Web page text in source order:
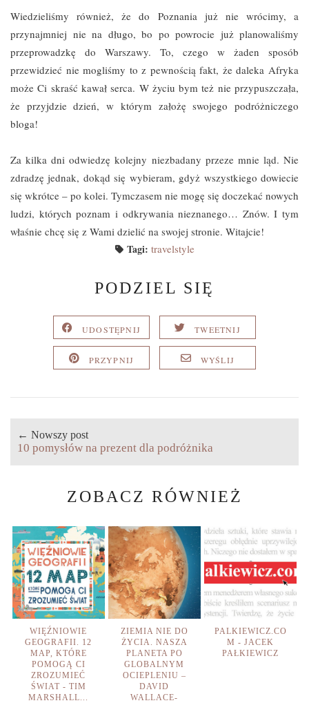
Wiedzieliśmy również, że do Poznania już nie wrócimy, a
przynajmniej nie na długo, bo po powrocie już planowaliśmy
przeprowadzkę do Warszawy. To, czego w żaden sposób
przewidzieć nie mogliśmy to z pewnością fakt, że daleka Afryka
może Ci skraść kawał serca. W życiu bym też nie przypuszczała,
że przyjdzie dzień, w którym założę swojego podróżniczego
bloga!
Za kilka dni odwiedzę kolejny niezbadany przeze mnie ląd. Nie
zdradzę jednak, dokąd się wybieram, gdyż wszystkiego dowiecie
się wkrótce – po kolei. Tymczasem nie mogę się doczekać nowych
ludzi, których poznam i odkrywania nieznanego… Znów. I tym
właśnie chcę się z Wami dzielić na swojej stronie. Witajcie!
Tagi: travelstyle
PODZIEL SIĘ
UDOSTĘPNIJ TWEETNIJ
PRZYPNIJ WYŚLIJ
← Nowszy post
10 pomysłów na prezent dla podróżnika
ZOBACZ RÓWNIEŻ
WIĘŹNIOWIE
GEOGRAFII. 12
MAP, KTÓRE
POMOGĄ CI
ZROZUMIEĆ
ŚWIAT - TIM
MARSHALL...
ZIEMIA NIE DO
ŻYCIA. NASZA
PLANETA PO
GLOBALNYM
OCIEPLENIU –
DAVID
WALLACE-
PALKIEWICZ.CO
M - JACEK
PAŁKIEWICZ